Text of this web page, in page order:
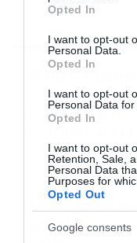
use your data for
consent section.
Opted In
I want to opt-out
Personal Data.
Opted In
I want to opt-out
Personal Data for
Opted In
I want to opt-out
Retention, Sale,
Personal Data
Purposes for
Opted Out
Google consents
κλιματική
παρατάσεις της
το κείμενο που είχε
Ροή
Καιρός
τον Σάκη
08/08/2026 08:51
Εορτολόγιο 8-8:
γιορτάζουν